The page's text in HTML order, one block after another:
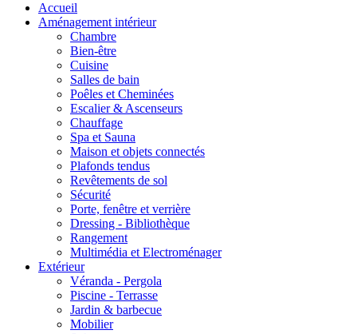
Accueil
Aménagement intérieur
Chambre
Bien-être
Cuisine
Salles de bain
Poêles et Cheminées
Escalier & Ascenseurs
Chauffage
Spa et Sauna
Maison et objets connectés
Plafonds tendus
Revêtements de sol
Sécurité
Porte, fenêtre et verrière
Dressing - Bibliothèque
Rangement
Multimédia et Electroménager
Extérieur
Véranda - Pergola
Piscine - Terrasse
Jardin & barbecue
Mobilier